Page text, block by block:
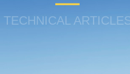
TECHNICAL